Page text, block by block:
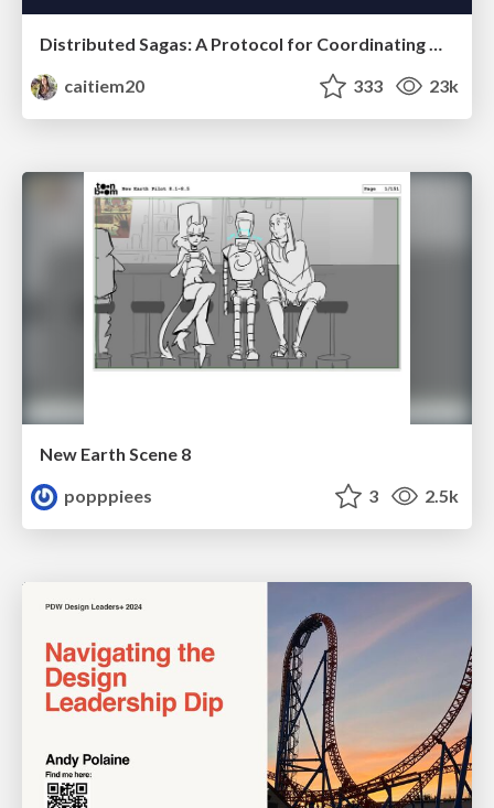
Distributed Sagas: A Protocol for Coordinating Microservices
caitiem20
333 23k
New Earth Scene 8
popppiees
3 2.5k